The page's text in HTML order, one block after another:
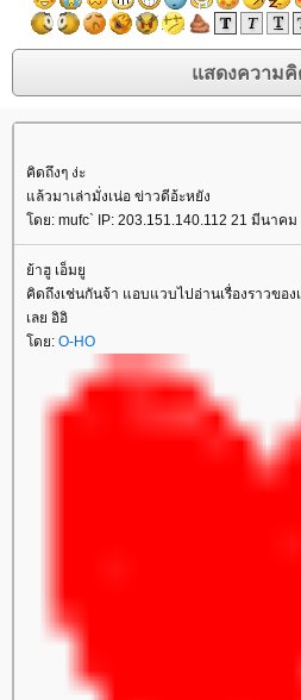
คิดถึงๆ ง่ะ
ล้วมาเล่ามั่งเน่อ ข่าวดีอ้ะหยัง
ดย: mufc` IP: 203.151.140.112 21 มีนาคม
้าฮู เอ็มยู
คิดถึงเช่นกันจ้า แอบแวบไปอ่านเรื่องราวขอ
เลย อิอิ
ดย: O-HO